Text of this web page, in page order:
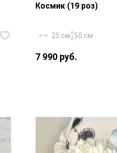
Космик (19 роз)
25 см 50 см
7 990 руб.